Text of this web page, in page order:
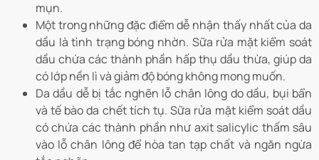
mụn.
Một trong những đặc điểm dễ nhận thấy nhất của da
dầu là tình trạng bóng nhờn. Sữa rửa mặt kiểm soát
dầu chứa các thành phần hấp thụ dầu thừa, giúp da
có lớp nền lì và giảm độ bóng không mong muốn.
Da dầu dễ bị tắc nghẽn lỗ chân lông do dầu, bụi bẩn
và tế bào da chết tích tụ. Sữa rửa mặt kiểm soát dầu
có chứa các thành phần như axit salicylic thấm sâu
vào lỗ chân lông để hòa tan tạp chất và ngăn ngừa